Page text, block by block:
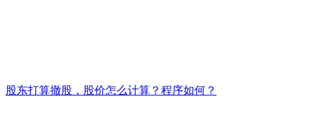
股东打算撤股，股价怎么计算？程序如何？